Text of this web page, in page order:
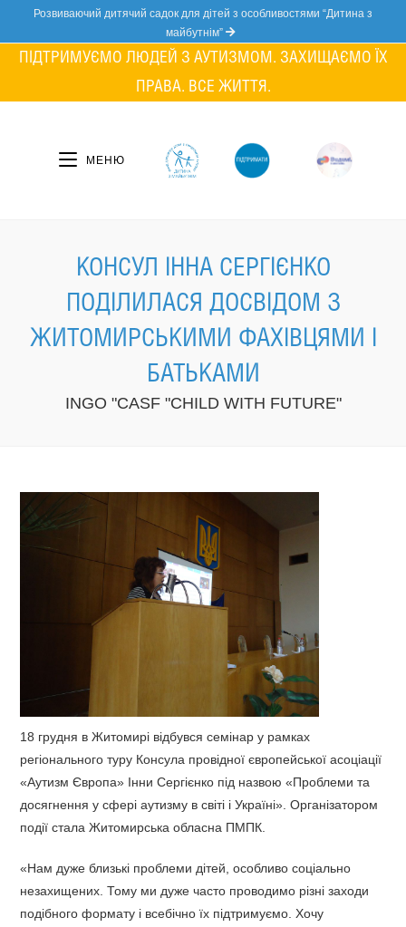
content
Розвиваючий дитячий садок для дітей з особливостями “Дитина з
майбутнім”
ПІДТРИМУЄМО ЛЮДЕЙ З АУТИЗМОМ. ЗАХИЩАЄМО ЇХ
ПРАВА. ВСЕ ЖИТТЯ.
МЕНЮ
КОНСУЛ ІННА СЕРГІЄНКО
ПОДІЛИЛАСЯ ДОСВІДОМ З
ЖИТОМИРСЬКИМИ ФАХІВЦЯМИ І
БАТЬКАМИ
INGO "CASF "CHILD WITH FUTURE"
18 грудня в Житомирі відбувся семінар у рамках
регіонального туру Консула провідної європейської асоціації
«Аутизм Європа» Інни Сергієнко під назвою «Проблеми та
досягнення у сфері аутизму в світі і Україні». Організатором
події стала Житомирська обласна ПМПК.
«Нам дуже близькі проблеми дітей, особливо соціально
незахищених. Тому ми дуже часто проводимо різні заходи
подібного формату і всебічно їх підтримуємо. Хочу